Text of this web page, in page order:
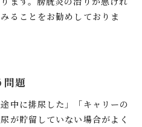
ることをお勧めしておりま
問題
中に排尿した」「キャリーの
が貯留していない場合がよく